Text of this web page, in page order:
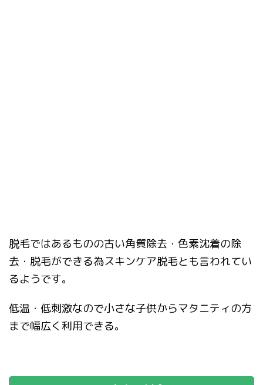
脱毛ではあるものの古い角質除去・色素沈着の除
去・脱毛ができる為スキンケア脱毛とも言われてい
るようです。
低温・低刺激なので小さな子供からマタニティの方
まで幅広く利用できる。